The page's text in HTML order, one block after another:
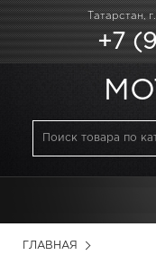
Татарстан,
+7
ГЛАВНАЯ